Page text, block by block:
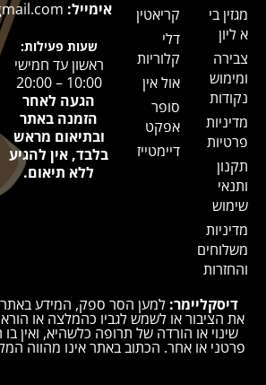
מגזין בי
א ליון
צבירה
ומימוש
נקודות
מדיניות
פרטיות
תקנון
ותנאי
שימוש
מדיניות
משלוחים
והחזרות
קריאטין
דלי
קלוריות
אול אין
סופר
אפקט
דיימטייז
אימייל:
שעות פעילות:
ראשון עד חמישי
10:00 – 20:00
הגעה לאחר
הזמנה באתר
ובתיאום מראש
בלבד, אין להגיע
ללא תיאום.
דיסקליימר: למען הסר ספק, המידע באתר
את הציבור או לשמש לגביו כהמלצה או
שינוי או הורדה של תרופה כלשהיא, ואין בו
פרטני או אחר. הכתוב באתר אינו מהווה